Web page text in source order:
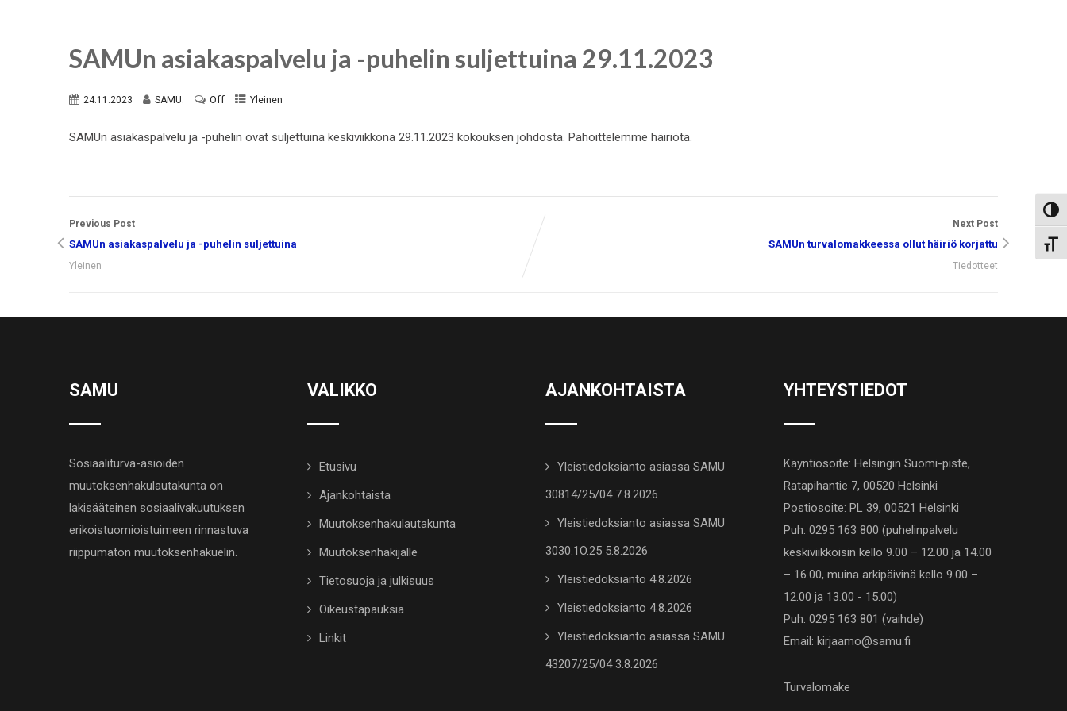
SAMUn asiakaspalvelu ja -puhelin suljettuina 29.11.2023
24.11.2023 SAMU. Off Yleinen
SAMUn asiakaspalvelu ja -puhelin ovat suljettuina keskiviikkona 29.11.2023 kokouksen johdosta. Pahoittelemme häiriötä.
Previous Post
SAMUn asiakaspalvelu ja -puhelin suljettuina
Yleinen
Next Post
SAMUn turvalomakkeessa ollut häiriö korjattu
Tiedotteet
SAMU
Sosiaaliturva-asioiden
muutoksenhakulautakunta on
lakisääteinen sosiaalivakuutuksen
erikoistuomioistuimeen rinnastuva
riippumaton muutoksenhakuelin.
VALIKKO
Etusivu
Ajankohtaista
Muutoksenhakulautakunta
Muutoksenhakijalle
Tietosuoja ja julkisuus
Oikeustapauksia
Linkit
AJANKOHTAISTA
Yleistiedoksianto asiassa SAMU
30814/25/04 7.8.2026
Yleistiedoksianto asiassa SAMU
3030.1O.25 5.8.2026
Yleistiedoksianto 4.8.2026
Yleistiedoksianto 4.8.2026
Yleistiedoksianto asiassa SAMU
43207/25/04 3.8.2026
YHTEYSTIEDOT
Käyntiosoite: Helsingin Suomi-piste,
Ratapihantie 7, 00520 Helsinki
Postiosoite: PL 39, 00521 Helsinki
Puh. 0295 163 800 (puhelinpalvelu
keskiviikkoisin kello 9.00 – 12.00 ja 14.00
– 16.00, muina arkipäivinä kello 9.00 –
12.00 ja 13.00 - 15.00)
Puh. 0295 163 801 (vaihde)
Email: kirjaamo@samu.fi
Turvalomake